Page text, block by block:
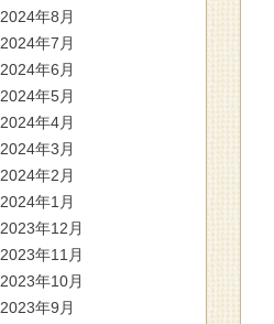
2024年8月
2024年7月
2024年6月
2024年5月
2024年4月
2024年3月
2024年2月
2024年1月
2023年12月
2023年11月
2023年10月
2023年9月